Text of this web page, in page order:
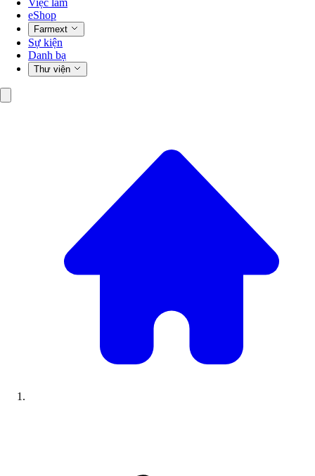
Việc làm
eShop
Farmext
Sự kiện
Danh bạ
Thư viện